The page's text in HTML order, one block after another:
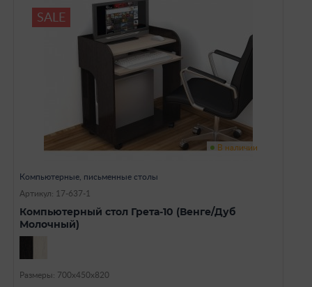
SALE
В наличии
Компьютерные, письменные столы
Артикул: 17-637-1
Компьютерный стол Грета-10 (Венге/Дуб
Молочный)
Размеры: 700х450х820